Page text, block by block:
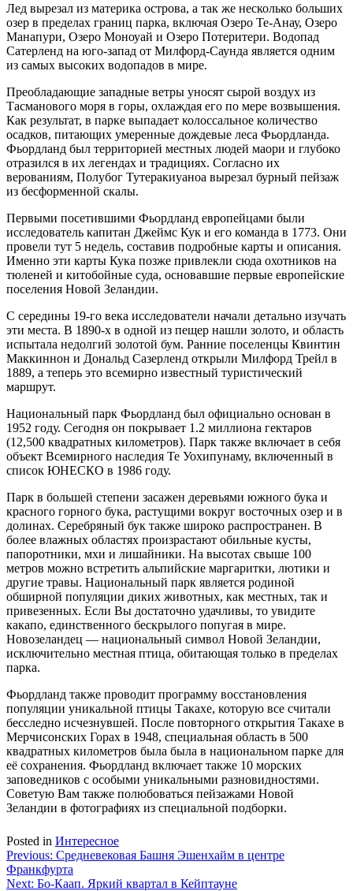
Лед вырезал из материка острова, а так же несколько больших
озер в пределах границ парка, включая Озеро Те-Анау, Озеро
Манапури, Озеро Моноуай и Озеро Потеритери. Водопад
Сатерленд на юго-запад от Милфорд-Саунда является одним
из самых высоких водопадов в мире.
Преобладающие западные ветры уносят сырой воздух из
Тасманового моря в горы, охлаждая его по мере возвышения.
Как результат, в парке выпадает колоссальное количество
осадков, питающих умеренные дождевые леса Фьордланда.
Фьордланд был территорией местных людей маори и глубоко
отразился в их легендах и традициях. Согласно их
верованиям, Полубог Тутеракиуаноа вырезал бурный пейзаж
из бесформенной скалы.
Первыми посетившими Фьордланд европейцами были
исследователь капитан Джеймс Кук и его команда в 1773. Они
провели тут 5 недель, составив подробные карты и описания.
Именно эти карты Кука позже привлекли сюда охотников на
тюленей и китобойные суда, основавшие первые европейские
поселения Новой Зеландии.
С середины 19-го века исследователи начали детально изучать
эти места. В 1890-х в одной из пещер нашли золото, и область
испытала недолгий золотой бум. Ранние поселенцы Квинтин
Маккиннон и Дональд Сазерленд открыли Милфорд Трейл в
1889, а теперь это всемирно известный туристический
маршрут.
Национальный парк Фьордланд был официально основан в
1952 году. Сегодня он покрывает 1.2 миллиона гектаров
(12,500 квадратных километров). Парк также включает в себя
объект Всемирного наследия Те Уохипунаму, включенный в
список ЮНЕСКО в 1986 году.
Парк в большей степени засажен деревьями южного бука и
красного горного бука, растущими вокруг восточных озер и в
долинах. Серебряный бук также широко распространен. В
более влажных областях произрастают обильные кусты,
папоротники, мхи и лишайники. На высотах свыше 100
метров можно встретить альпийские маргаритки, лютики и
другие травы. Национальный парк является родиной
обширной популяции диких животных, как местных, так и
привезенных. Если Вы достаточно удачливы, то увидите
какапо, единственного бескрылого попугая в мире.
Новозеландец — национальный символ Новой Зеландии,
исключительно местная птица, обитающая только в пределах
парка.
Фьордланд также проводит программу восстановления
популяции уникальной птицы Такахе, которую все считали
бесследно исчезнувшей. После повторного открытия Такахе в
Мерчисонских Горах в 1948, специальная область в 500
квадратных километров была была в национальном парке для
её сохранения. Фьордланд включает также 10 морских
заповедников с особыми уникальными разновидностями.
Советую Вам также полюбоваться пейзажами Новой
Зеландии в фотографиях из специальной подборки.
Posted in Интересное
Навигация
по
Previous: Средневековая Башня Эшенхайм в центре
Франкфурта
Next: Бо-Каап. Яркий квартал в Кейптауне